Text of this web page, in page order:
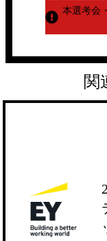
本選考会
関